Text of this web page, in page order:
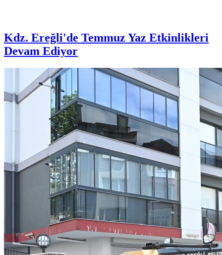
Kdz. Ereğli'de Temmuz Yaz Etkinlikleri
Devam Ediyor